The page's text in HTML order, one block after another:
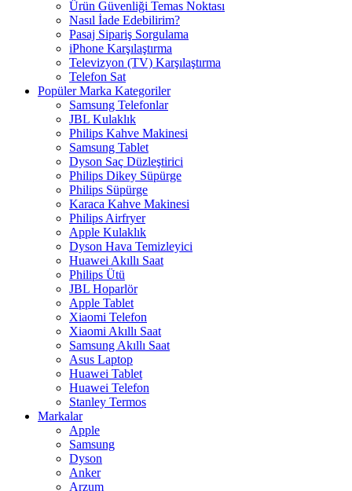
Ürün Güvenliği Temas Noktası
Nasıl İade Edebilirim?
Pasaj Sipariş Sorgulama
iPhone Karşılaştırma
Televizyon (TV) Karşılaştırma
Telefon Sat
Popüler Marka Kategoriler
Samsung Telefonlar
JBL Kulaklık
Philips Kahve Makinesi
Samsung Tablet
Dyson Saç Düzleştirici
Philips Dikey Süpürge
Philips Süpürge
Karaca Kahve Makinesi
Philips Airfryer
Apple Kulaklık
Dyson Hava Temizleyici
Huawei Akıllı Saat
Philips Ütü
JBL Hoparlör
Apple Tablet
Xiaomi Telefon
Xiaomi Akıllı Saat
Samsung Akıllı Saat
Asus Laptop
Huawei Tablet
Huawei Telefon
Stanley Termos
Markalar
Apple
Samsung
Dyson
Anker
Arzum